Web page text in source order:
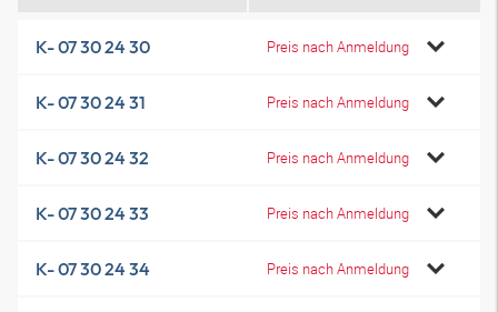
K- 07 30 24 30 Preis nach Anmeldung
K- 07 30 24 31 Preis nach Anmeldung
K- 07 30 24 32 Preis nach Anmeldung
K- 07 30 24 33 Preis nach Anmeldung
K- 07 30 24 34 Preis nach Anmeldung